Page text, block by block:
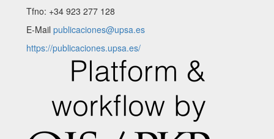
Tfno: +34 923 277 128
E-Mail publicaciones@upsa.es
https://publicaciones.upsa.es/